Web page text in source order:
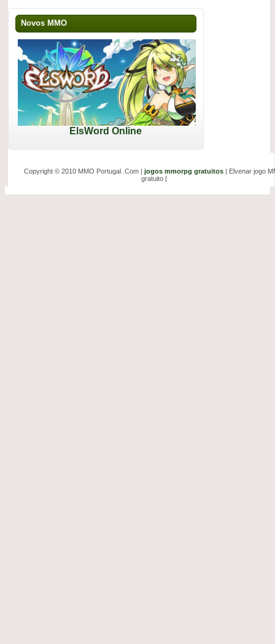
Novos MMO
ElsWord Online
Copyright © 2010 MMO Portugal .Com | jogos mmorpg gratuitos | Elvenar jogo
gratuito |